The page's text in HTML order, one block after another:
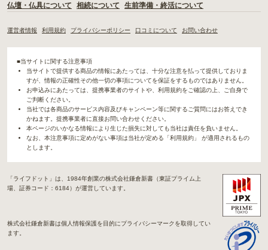
仏壇・仏具について
相続について 生前準備・終活について
運営者情報 利用規約 プライバシーポリシー 口コミについて お問い合わせ
■当サイトに関する注意事項
当サイトで提供する商品の情報にあたっては、十分な注意を払って提供しておりま
すが、情報の正確性その他一切の事項についてを保証をするものではありません。
お申込みにあたっては、提携事業者のサイトや、利用規約をご確認の上、ご自身で
ご判断ください。
当社では各商品のサービス内容及びキャンペーン等に関するご質問にはお答えでき
かねます。提携事業者に直接お問い合わせください。
本ページのいかなる情報により生じた損失に対しても当社は責任を負いません。
なお、本注意事項に定めがない事項は当社が定める「利用規約」 が適用されるもの
とします。
「ライフドット」は、1984年創業の株式会社鎌倉新書（東証プライム上
場、証券コード：6184）が運営しています。
株式会社鎌倉新書は個人情報保護を目的にプライバシーマークを取得してい
ます。